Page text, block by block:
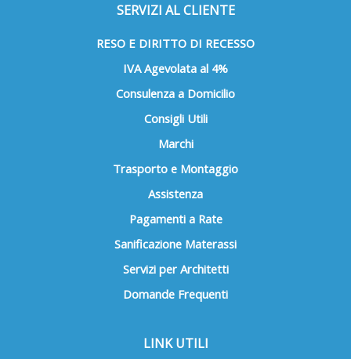
SERVIZI AL CLIENTE
RESO E DIRITTO DI RECESSO
IVA Agevolata al 4%
Consulenza a Domicilio
Consigli Utili
Marchi
Trasporto e Montaggio
Assistenza
Pagamenti a Rate
Sanificazione Materassi
Servizi per Architetti
Domande Frequenti
LINK UTILI